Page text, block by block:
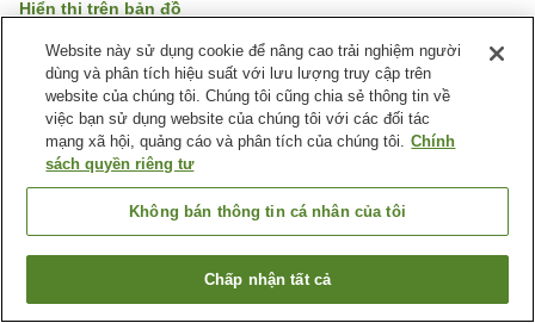
Hiển thị trên bản đồ
Rất tốt Đánh giá:294 lượt
Tiện nghi chỗ nghỉ
Bãi đỗ xe
Phòng xông đá nóng
Xông hơi
Trang chủ Nhật Bản Tỉnh Kagoshima
Thành phố Kagoshima
Hotel Lexton Kagoshima
Tìm phòng trống
Website này sử dụng cookie để nâng cao trải nghiệm người
dùng và phân tích hiệu suất với lưu lượng truy cập trên
website của chúng tôi. Chúng tôi cũng chia sẻ thông tin về
việc bạn sử dụng website của chúng tôi với các đối tác
mạng xã hội, quảng cáo và phân tích của chúng tôi. Chính
sách quyền riêng tư
Không bán thông tin cá nhân của tôi
Chấp nhận tất cả